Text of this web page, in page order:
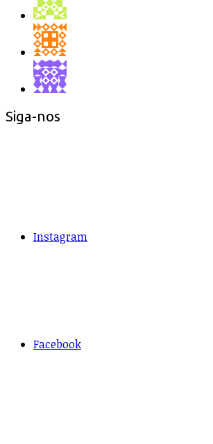
Siga-nos
Instagram
Facebook